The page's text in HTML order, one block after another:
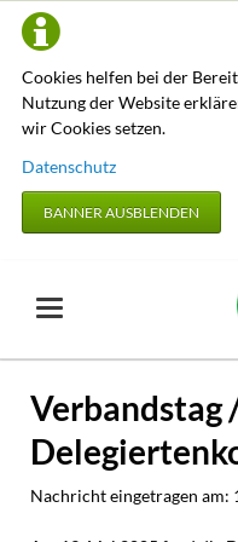
Cookies helfen bei der
Nutzung der Website
wir Cookies setzen.
Datenschutz
BANNER AUSBLENDEN
Verbandstag
Nachricht eingetragen am: